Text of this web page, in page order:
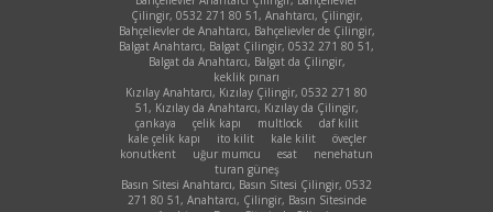
Çilingir, 0532 271 80 51, Anahtarcı, Çilingir,
Bahçelievler de Anahtarcı, Bahçelievler de Çilingir,
Balgat Anahtarcı, Balgat Çilingir, 0532 271 80 51,
Balgat da Anahtarcı, Balgat da Çilingir,
keklik pınarı
Kızılay Anahtarcı, Kızılay Çilingir, 0532 271 80
51, Kızılay da Anahtarcı, Kızılay da Çilingir,
çankaya
çelik kapı multlock
daf kilit
kale çelik kapı
ito kilit kale kilit
öveçler
konutkent
uğur mumcu esat
nenehatun
turan güneş
Basın Sitesi Anahtarcı, Basın Sitesi Çilingir, 0532
271 80 51, Anahtarcı, Çilingir, Basın Sitesinde